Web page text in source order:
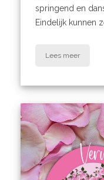
springend en
Eindelijk kunnen
Lees meer